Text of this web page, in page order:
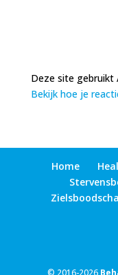
Deze site gebruikt
Bekijk hoe je
Home
© 2016-2026